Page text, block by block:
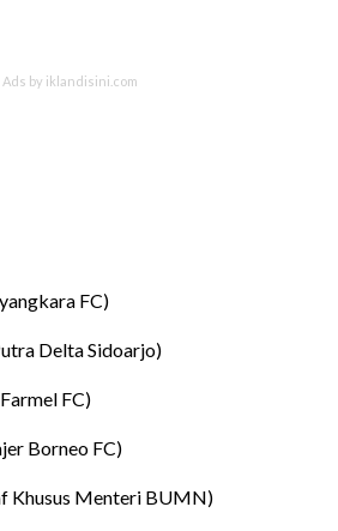
FC)
Delta Sidoarjo)
FC)
Borneo FC)
Khusus Menteri BUMN)